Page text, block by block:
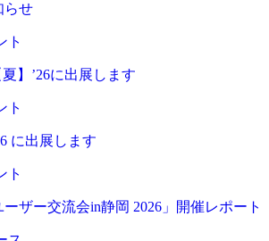
らせ
ト
】’26に出展します
ト
に出展します
ト
ーザー交流会in静岡 2026」開催レポート